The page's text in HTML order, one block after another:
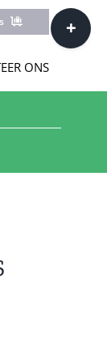
ONS
Toggle
Sliding